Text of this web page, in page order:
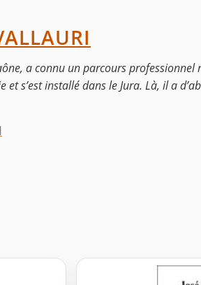
a connu un parcours
et s’est installé dans le Jura. Là, il a